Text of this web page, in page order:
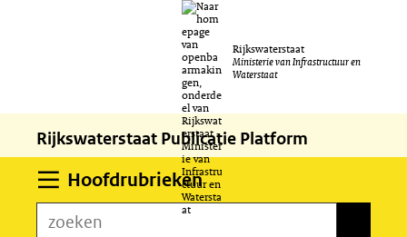
naar
de
inhoud
Rijkswaterstaat
Ministerie van Infrastructuur en
Waterstaat
Rijkswaterstaat Publicatie Platform
HoofdrubriekenUitklappen
zoeken